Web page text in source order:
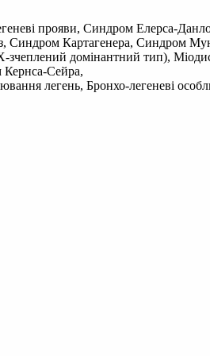
прояви, Синдром Елерса-
Картагенера, Синдром
зчеплений домінантний тип),
Кернса-Сейра,
легень, Бронхо-легеневі